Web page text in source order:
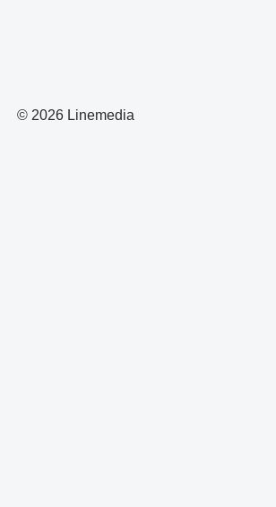
© 2026 Linemedia